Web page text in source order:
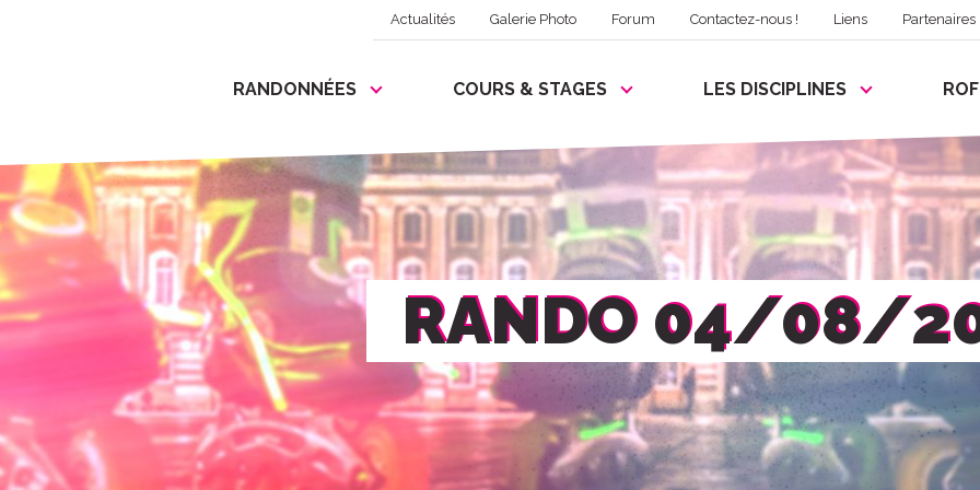
RANDONNÉES COURS & STAGES LES DISCIPLINES
Actualités Galerie Photo Forum Contactez-nous ! Liens Partenaires
RANDO 04/08/